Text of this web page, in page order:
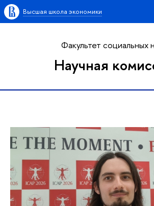
Высшая школа экономики
Факультет социальных
Научная